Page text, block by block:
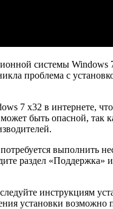
системы
проблема с
7 x32 в интернете,
быть опасной,
выполнить
раздел
инструкциям
установки возможно